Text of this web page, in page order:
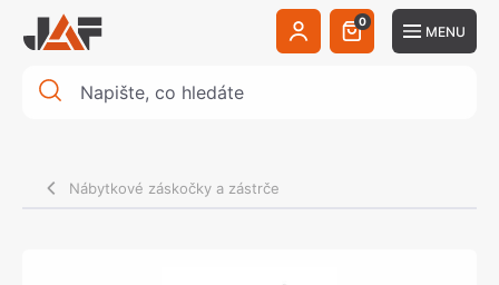
0
MENU
Nábytkové záskočky a zástrče